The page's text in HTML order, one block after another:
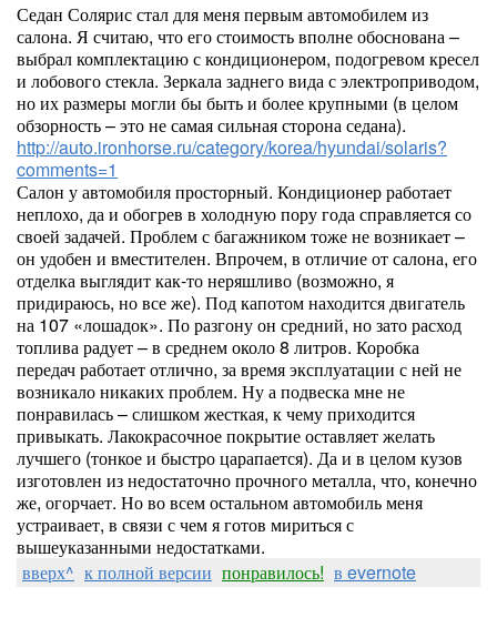
Седан Солярис стал для меня первым автомобилем из
салона. Я считаю, что его стоимость вполне обоснована –
выбрал комплектацию с кондиционером, подогревом кресел
и лобового стекла. Зеркала заднего вида с электроприводом,
но их размеры могли бы быть и более крупными (в целом
обзорность – это не самая сильная сторона седана).
http://auto.ironhorse.ru/category/korea/hyundai/solaris?
comments=1
Салон у автомобиля просторный. Кондиционер работает
неплохо, да и обогрев в холодную пору года справляется со
своей задачей. Проблем с багажником тоже не возникает –
он удобен и вместителен. Впрочем, в отличие от салона, его
отделка выглядит как-то неряшливо (возможно, я
придираюсь, но все же). Под капотом находится двигатель
на 107 «лошадок». По разгону он средний, но зато расход
топлива радует – в среднем около 8 литров. Коробка
передач работает отлично, за время эксплуатации с ней не
возникало никаких проблем. Ну а подвеска мне не
понравилась – слишком жесткая, к чему приходится
привыкать. Лакокрасочное покрытие оставляет желать
лучшего (тонкое и быстро царапается). Да и в целом кузов
изготовлен из недостаточно прочного металла, что, конечно
же, огорчает. Но во всем остальном автомобиль меня
устраивает, в связи с чем я готов мириться с
вышеуказанными недостатками.
вверх^ к полной версии понравилось! в evernote